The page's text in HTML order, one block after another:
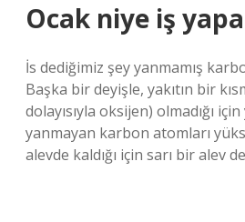
Ocak niye iş
İs dediğimiz şey yanmamış
Başka bir deyişle, yakıtın bir
dolayısıyla oksijen) olmadığı
yanmayan karbon atomları
alevde kaldığı için sarı bir alev